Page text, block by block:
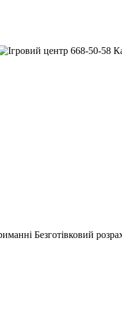
Безготівковий